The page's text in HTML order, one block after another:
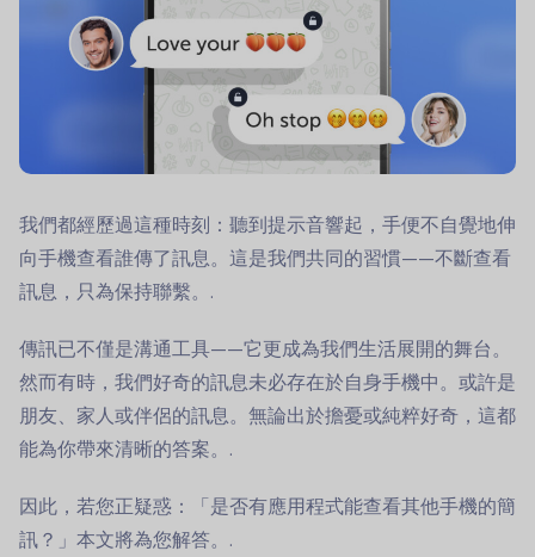
我們都經歷過這種時刻：聽到提示音響起，手便不自覺地伸
向手機查看誰傳了訊息。這是我們共同的習慣——不斷查看
訊息，只為保持聯繫。.
傳訊已不僅是溝通工具——它更成為我們生活展開的舞台。
然而有時，我們好奇的訊息未必存在於自身手機中。或許是
朋友、家人或伴侶的訊息。無論出於擔憂或純粹好奇，這都
能為你帶來清晰的答案。.
因此，若您正疑惑：「是否有應用程式能查看其他手機的簡
訊？」本文將為您解答。.